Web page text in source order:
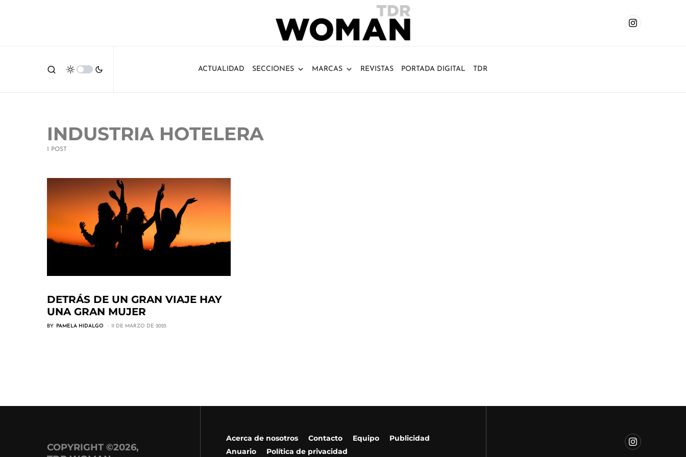
ACTUALIDAD SECCIONES MARCAS REVISTAS PORTADA DIGITAL TDR
INDUSTRIA HOTELERA
1 POST
DETRÁS DE UN GRAN VIAJE HAY
UNA GRAN MUJER
BY PAMELA HIDALGO 11 DE MARZO DE 2025
COPYRIGHT ©2026,
Acerca de nosotros Contacto Equipo
Publicidad
Anuario
Política de privacidad